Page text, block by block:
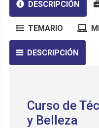
DESCRIPCIÓN
TEMARIO
DESCRIPCIÓN
Curso de
y Belleza